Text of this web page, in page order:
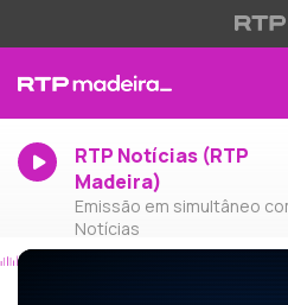
RTP Notícias (RTP
Madeira)
Emissão em simultâneo
Notícias